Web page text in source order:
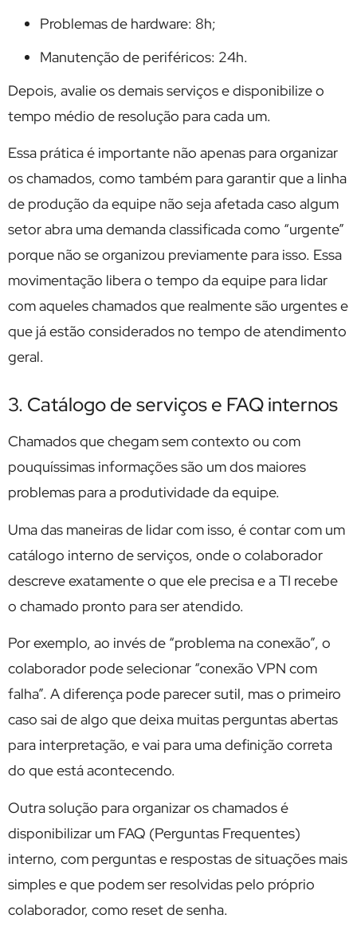
Problemas de hardware: 8h;
Manutenção de periféricos: 24h.
Depois, avalie os demais serviços e disponibilize o
tempo médio de resolução para cada um.
Essa prática é importante não apenas para organizar
os chamados, como também para garantir que a linha
de produção da equipe não seja afetada caso algum
setor abra uma demanda classificada como “urgente”
porque não se organizou previamente para isso. Essa
movimentação libera o tempo da equipe para lidar
com aqueles chamados que realmente são urgentes e
que já estão considerados no tempo de atendimento
geral.
3. Catálogo de serviços e FAQ internos
Chamados que chegam sem contexto ou com
pouquíssimas informações são um dos maiores
problemas para a produtividade da equipe.
Uma das maneiras de lidar com isso, é contar com um
catálogo interno de serviços, onde o colaborador
descreve exatamente o que ele precisa e a TI recebe
o chamado pronto para ser atendido.
Por exemplo, ao invés de “problema na conexão”, o
colaborador pode selecionar “conexão VPN com
falha”. A diferença pode parecer sutil, mas o primeiro
caso sai de algo que deixa muitas perguntas abertas
para interpretação, e vai para uma definição correta
do que está acontecendo.
Outra solução para organizar os chamados é
disponibilizar um FAQ (Perguntas Frequentes)
interno, com perguntas e respostas de situações mais
simples e que podem ser resolvidas pelo próprio
colaborador, como reset de senha.